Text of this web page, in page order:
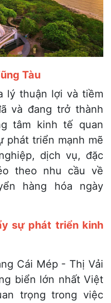
Tàu
lý thuận lợi và tiềm
và đang trở thành
tâm kinh tế quan
phát triển mạnh mẽ
dịch vụ, đặc
theo nhu cầu về
hàng hóa ngày
sự phát triển kinh
Cái Mép - Thị Vải
biển lớn nhất Việt
trọng trong việc